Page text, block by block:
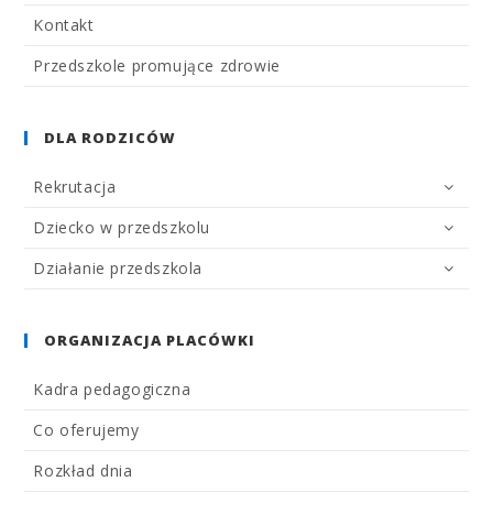
Kontakt
Przedszkole promujące zdrowie
DLA RODZICÓW
Rekrutacja
Dziecko w przedszkolu
Działanie przedszkola
ORGANIZACJA PLACÓWKI
Kadra pedagogiczna
Co oferujemy
Rozkład dnia